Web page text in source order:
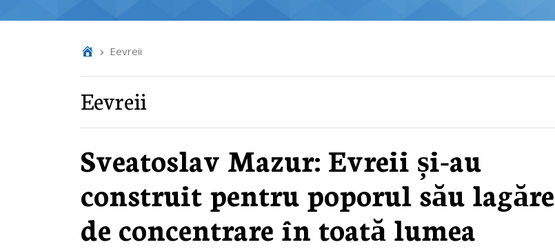
Eevreii
Eevreii
Sveatoslav Mazur: Evreii și-au
construit pentru poporul său lagăre
de concentrare în toată lumea